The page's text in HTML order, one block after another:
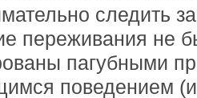
следить
переживания не
пагубными
поведением